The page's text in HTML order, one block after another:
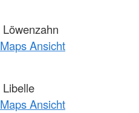
Ansicht
Ansicht